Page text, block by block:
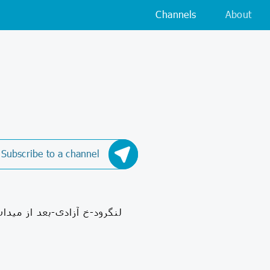
Channels About
Subscribe to a channel